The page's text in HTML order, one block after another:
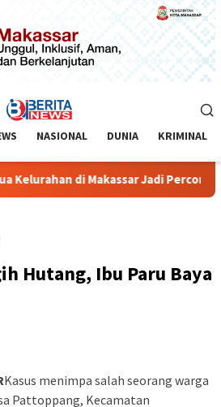
NASIONAL DUNIA KRIMINAL
di Makassar Jadi Percontohan
Hutang, Ibu Paru Baya
Kasus menimpa salah seorang warga
Pattoppang, Kecamatan